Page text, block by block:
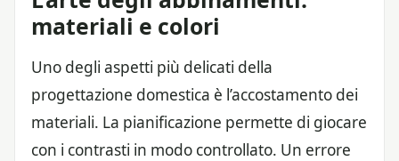
materiali e colori
Uno degli aspetti più delicati della
progettazione domestica è l’accostamento dei
materiali. La pianificazione permette di giocare
con i contrasti in modo controllato. Un errore